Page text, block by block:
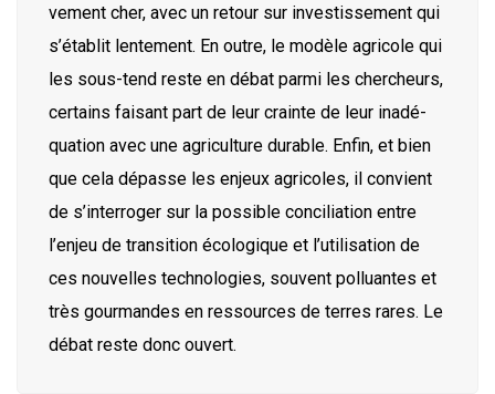
ve­ment cher, avec un retour sur inves­tis­se­ment qui
s’établit len­te­ment. En outre, le modèle agri­cole qui
les sous-tend reste en débat par­mi les cher­cheurs,
cer­tains fai­sant part de leur crainte de leur inadé­
qua­tion avec une agri­cul­ture durable. Enfin, et bien
que cela dépasse les enjeux agri­coles, il convient
de s’interroger sur la pos­sible conci­lia­tion entre
l’enjeu de tran­si­tion éco­lo­gique et l’utilisation de
ces nou­velles tech­no­lo­gies, sou­vent pol­luantes et
très gour­mandes en res­sources de terres rares. Le
débat reste donc ouvert.